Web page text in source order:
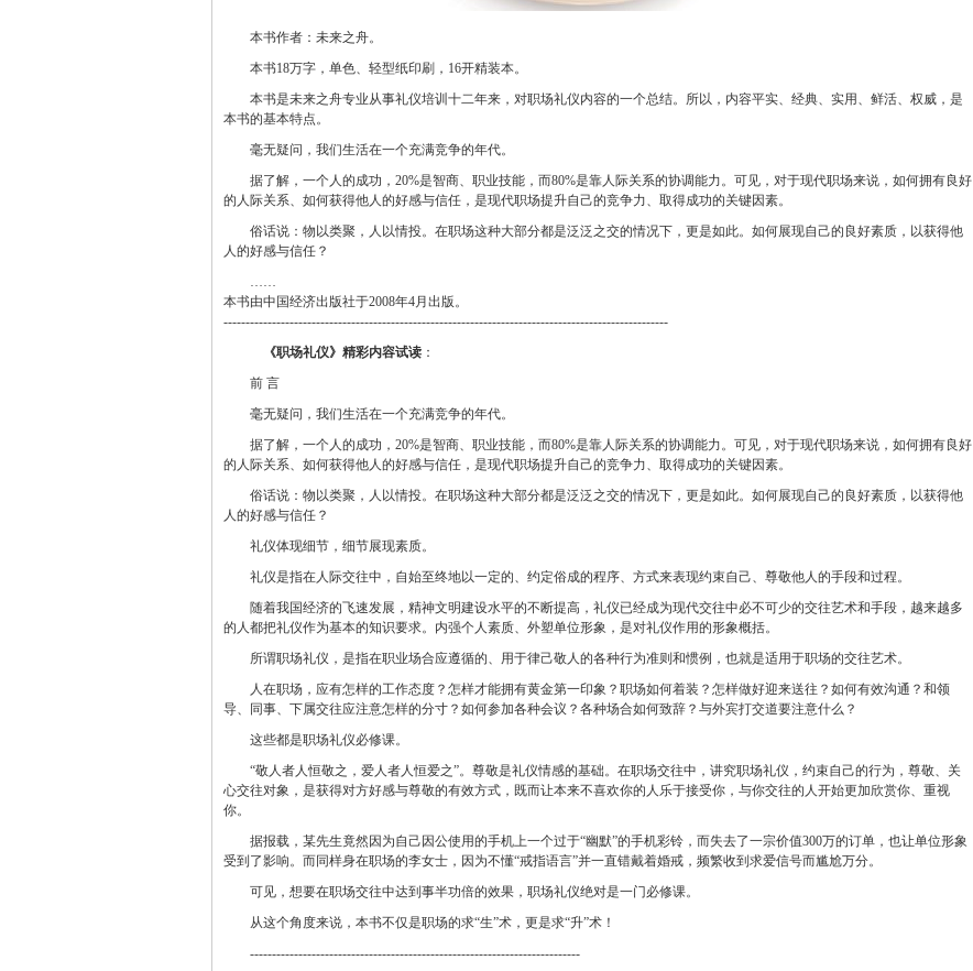
本书作者：未来之舟。
本书18万字，单色、轻型纸印刷，16开精装本。
本书是未来之舟专业从事礼仪培训十二年来，对职场礼仪内容的一个总结。所以，内容平实、经典、实用、鲜活、权威，是
本书的基本特点。
毫无疑问，我们生活在一个充满竞争的年代。
据了解，一个人的成功，20%是智商、职业技能，而80%是靠人际关系的协调能力。可见，对于现代职场来说，如何拥有良好
的人际关系、如何获得他人的好感与信任，是现代职场提升自己的竞争力、取得成功的关键因素。
俗话说：物以类聚，人以情投。在职场这种大部分都是泛泛之交的情况下，更是如此。如何展现自己的良好素质，以获得他
人的好感与信任？
……
本书由中国经济出版社于2008年4月出版。
-----------------------------------------------------------------------------------------------------
《职场礼仪》精彩内容试读 ：
前 言
毫无疑问，我们生活在一个充满竞争的年代。
据了解，一个人的成功，20%是智商、职业技能，而80%是靠人际关系的协调能力。可见，对于现代职场来说，如何拥有良好
的人际关系、如何获得他人的好感与信任，是现代职场提升自己的竞争力、取得成功的关键因素。
俗话说：物以类聚，人以情投。在职场这种大部分都是泛泛之交的情况下，更是如此。如何展现自己的良好素质，以获得他
人的好感与信任？
礼仪体现细节，细节展现素质。
礼仪是指在人际交往中，自始至终地以一定的、约定俗成的程序、方式来表现约束自己、尊敬他人的手段和过程。
随着我国经济的飞速发展，精神文明建设水平的不断提高，礼仪已经成为现代交往中必不可少的交往艺术和手段，越来越多
的人都把礼仪作为基本的知识要求。内强个人素质、外塑单位形象，是对礼仪作用的形象概括。
所谓职场礼仪，是指在职业场合应遵循的、用于律己敬人的各种行为准则和惯例，也就是适用于职场的交往艺术。
人在职场，应有怎样的工作态度？怎样才能拥有黄金第一印象？职场如何着装？怎样做好迎来送往？如何有效沟通？和领
导、同事、下属交往应注意怎样的分寸？如何参加各种会议？各种场合如何致辞？与外宾打交道要注意什么？
这些都是职场礼仪必修课。
“敬人者人恒敬之，爱人者人恒爱之”。尊敬是礼仪情感的基础。在职场交往中，讲究职场礼仪，约束自己的行为，尊敬、关
心交往对象，是获得对方好感与尊敬的有效方式，既而让本来不喜欢你的人乐于接受你，与你交往的人开始更加欣赏你、重视
你。
据报载，某先生竟然因为自己因公使用的手机上一个过于“幽默”的手机彩铃，而失去了一宗价值300万的订单，也让单位形象
受到了影响。而同样身在职场的李女士，因为不懂“戒指语言”并一直错戴着婚戒，频繁收到求爱信号而尴尬万分。
可见，想要在职场交往中达到事半功倍的效果，职场礼仪绝对是一门必修课。
从这个角度来说，本书不仅是职场的求“生”术，更是求“升”术！
---------------------------------------------------------------------------